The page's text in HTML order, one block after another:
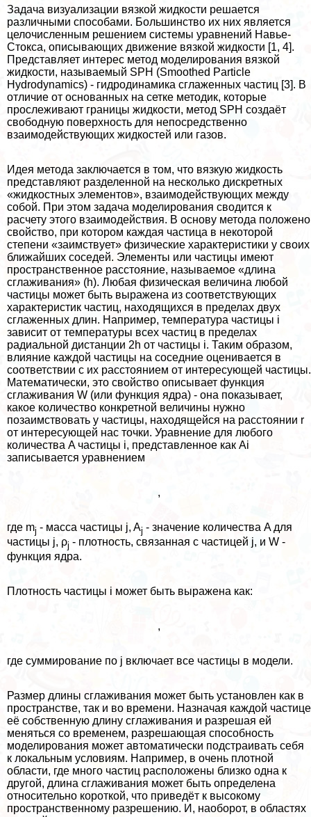
Задача визуализации вязкой жидкости решается
различными способами. Большинство их них является
целочисленным решением системы уравнений Навье-
Стокса, описывающих движение вязкой жидкости [1, 4].
Представляет интерес метод моделирования вязкой
жидкости, называемый SPH (Smoothed Particle
Hydrodynamics) - гидродинамика сглаженных частиц [3]. В
отличие от основанных на сетке методик, которые
прослеживают границы жидкости, метод SPH создаёт
свободную поверхность для непосредственно
взаимодействующих жидкостей или газов.
Идея метода заключается в том, что вязкую жидкость
представляют разделенной на несколько дискретных
«жидкостных элементов», взаимодействующих между
собой. При этом задача моделирования сводится к
расчету этого взаимодействия. В основу метода положено
свойство, при котором каждая частица в некоторой
степени «заимствует» физические хаpaктеристики у своих
ближайших соседей. Элементы или частицы имеют
прострaнcтвенное расстояние, называемое «длина
сглаживания» (h). Любая физическая величина любой
частицы может быть выражена из соответствующих
хаpaктеристик частиц, находящихся в пределах двух
сглаженных длин. Например, температура частицы i
зависит от температуры всех частиц в пределах
радиальной дистанции 2h от частицы i. Таким образом,
влияние каждой частицы на соседние оценивается в
соответствии с их расстоянием от интересующей частицы.
Математически, это свойство описывает функция
сглаживания W (или функция ядра) - она показывает,
какое количество конкретной величины нужно
позаимствовать у частицы, находящейся на расстоянии r
от интересующей нас точки. Уравнение для любого
количества A частицы i, представленное как Ai
записывается уравнением
,
где mj - масса частицы j, Aj - значение количества A для
частицы j, ρj - плотность, связанная с частицей j, и W -
функция ядра.
Плотность частицы i может быть выражена как:
,
где суммирование по j включает все частицы в модели.
Размер длины сглаживания может быть установлен как в
прострaнcтве, так и во времени. Назначая каждой частице
её собственную длину сглаживания и разрешая ей
меняться со временем, разрешающая способность
моделирования может автоматически подстраивать себя
к локальным условиям. Например, в очень плотной
области, где много частиц расположены близко одна к
другой, длина сглаживания может быть определена
относительно короткой, что приведёт к высокому
прострaнcтвенному разрешению. И, наоборот, в областях